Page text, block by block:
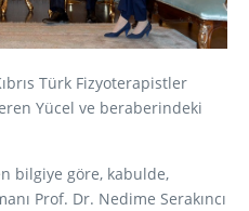
Türk Fizyoterapistler
Yücel ve beraberindeki
bilgiye göre, kabulde,
Prof. Dr. Nedime Serakıncı